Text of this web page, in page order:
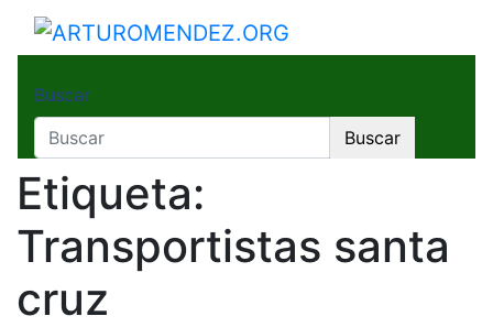
Saltar
ARTUROMENDEZ.ORG
Buscar
Buscar
Etiqueta:
Transportistas santa
cruz